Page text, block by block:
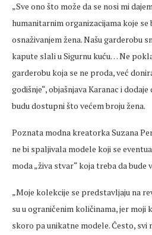
„Sve ono što može da se nosi mi
humanitarnim organizacijama koje se
osnaživanjem žena. Našu garderobu
kapute slali u Sigurnu kuću… Ne
garderobu koja se ne proda, već
godišnje“, objašnjava Karanac i
budu dostupni što većem broju žena.
Poznata modna kreatorka Suzana
ne bi spaljivala modele koji se
moda „živa stvar“ koja treba da bude
„Moje kolekcije se predstavljaju na
su u ograničenim količinama, jer moji
skoro pa unikatne modele. Često, svi